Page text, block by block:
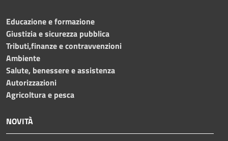
Educazione e formazione
Giustizia e sicurezza pubblica
Tributi,finanze e contravvenzioni
Ambiente
Salute, benessere e assistenza
Autorizzazioni
Agricoltura e pesca
NOVITÀ